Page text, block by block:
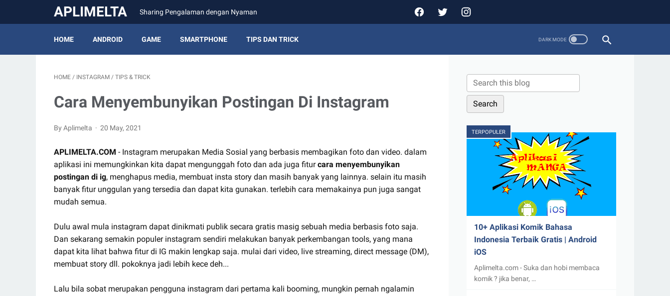
APLIMELTA Sharing Pengalaman dengan Nyaman
HOME ANDROID GAME SMARTPHONE TIPS DAN TRICK
HOME / INSTAGRAM / TIPS & TRICK
Cara Menyembunyikan Postingan Di Instagram
By Aplimelta 20 May, 2021
APLIMELTA.COM - Instagram merupakan Media Sosial yang berbasis membagikan foto dan video. dalam
aplikasi ini memungkinkan kita dapat mengunggah foto dan ada juga fiturcara menyembunyikan
postingan di ig, menghapus media, membuat insta story dan masih banyak yang lainnya. selain itu masih
banyak fitur unggulan yang tersedia dan dapat kita gunakan. terlebih cara memakainya pun juga sangat
mudah semua.
Dulu awal mula instagram dapat dinikmati publik secara gratis masig sebuah media berbasis foto saja.
Dan sekarang semakin populer instagram sendiri melakukan banyak perkembangan tools, yang mana
dapat kita lihat bahwa fitur di IG makin lengkap saja. mulai dari video, live streaming, direct message (DM),
membuat story dll. pokoknya jadi lebih kece deh...
Lalu bila sobat merupakan pengguna instagram dari pertama kali booming, mungkin pernah ngalamin
TERPOPULER
10+ Aplikasi Komik Bahasa
Indonesia Terbaik Gratis | Android
iOS
Aplimelta.com - Suka dan hobi membaca
komik ? jika benar, …